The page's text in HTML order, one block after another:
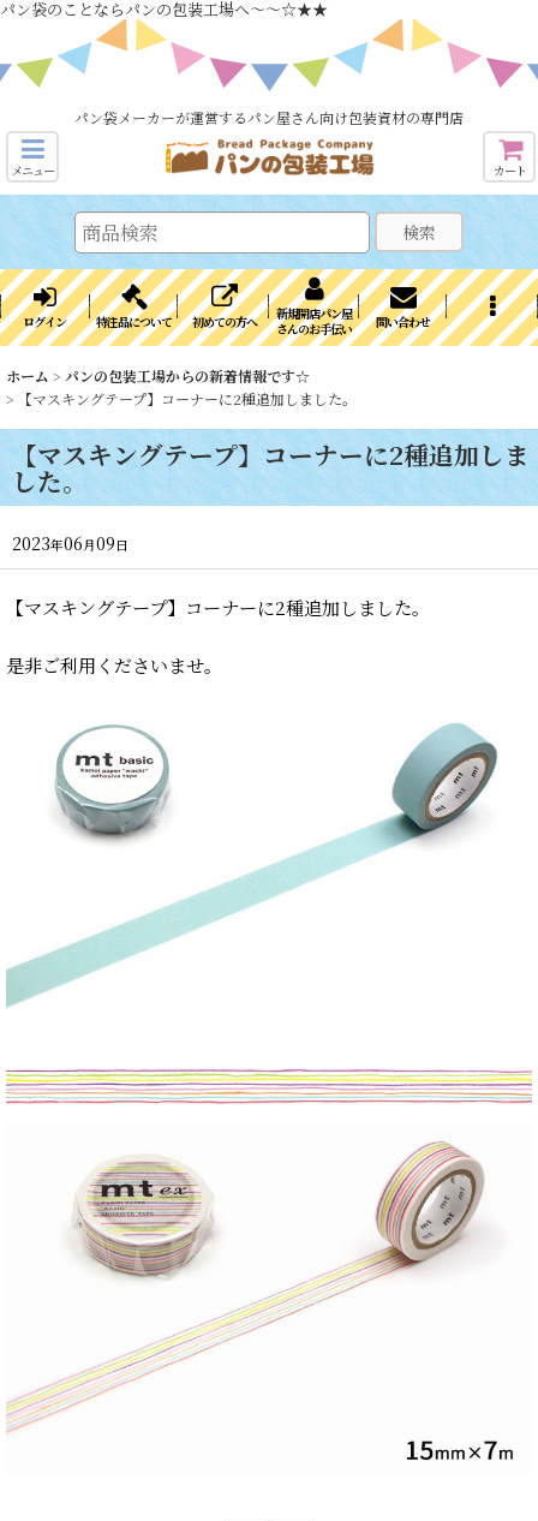
パン袋のことならパンの包装工場へ～～☆★★
パン袋メーカーが運営するパン屋さん向け包装資材の専門店
メニュー カート
検索
ログイン 特注品について 初めての方へ
新規開店パン屋
さんのお手伝い
問い合わせ
ホーム > パンの包装工場からの新着情報です☆
>
【マスキングテープ】コーナーに2種追加しました。
【マスキングテープ】コーナーに2種追加しま
した。
2023年06月09 日
【マスキングテープ】コーナーに2種追加しました。
是非ご利用くださいませ。